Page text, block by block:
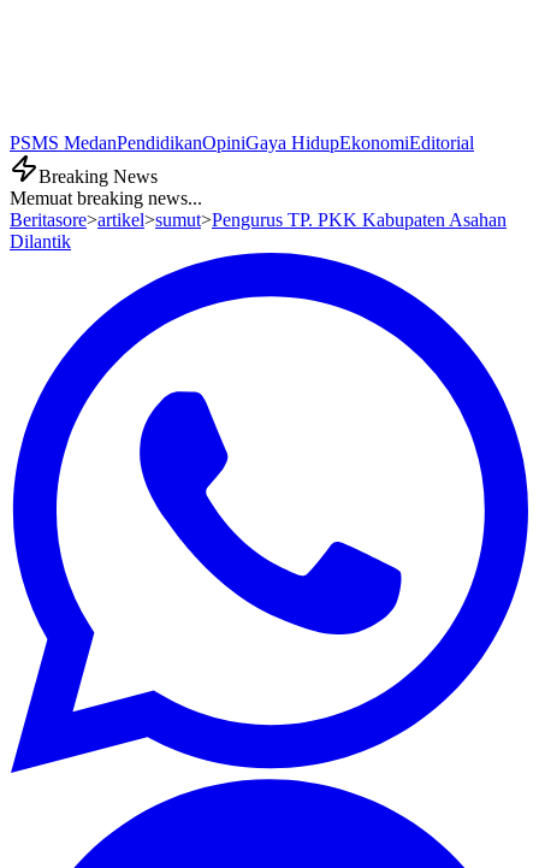
PSMS MedanPendidikanOpiniGaya HidupEkonomiEditorial
Breaking News
Memuat breaking news...
Beritasore>artikel>sumut>Pengurus TP. PKK Kabupaten Asahan
Dilantik